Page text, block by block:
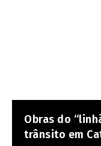
Obras do
trânsito em